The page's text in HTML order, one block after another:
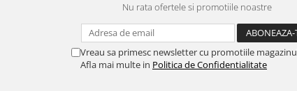
Nu rata ofertele si promotiile noastre
Vreau sa primesc newsletter cu promotiile
Afla mai multe in Politica de Confidentialitate